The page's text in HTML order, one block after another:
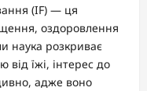
(IF) — ця
оздоровлення
наука розкриває
від їжі, інтерес до
адже воно